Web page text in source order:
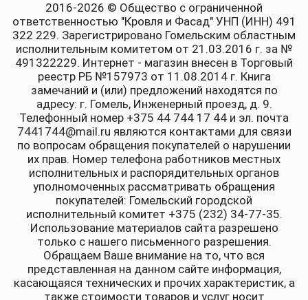
2016-2026 © Общество с ограниченной
ответственностью "Кровля и Фасад" УНП (ИНН) 491
322 229. Зарегистрировано Гомельским областным
исполнительным комитетом от 21.03.2016 г. за №
491322229. Интернет - магазин внесен в Торговый
реестр РБ №157973 от 11.08.2014 г. Книга
замечаний и (или) предложений находятся по
адресу: г. Гомель, Инженерный проезд, д. 9.
Телефонный номер +375 44 744 17 44 и эл. почта
7441744@mail.ru являются контактами для связи
по вопросам обращения покупателей о нарушении
их прав. Номер телефона работников местных
исполнительных и распорядительных органов
уполномоченных рассматривать обращения
покупателей: Гомельский городской
исполнительный комитет +375 (232) 34-77-35.
Использование материалов сайта разрешено
только с нашего письменного разрешения.
Обращаем Ваше внимание на то, что вся
представленная на данном сайте информация,
касающаяся технических и прочих характеристик, а
также стоимости товаров и услуг носит